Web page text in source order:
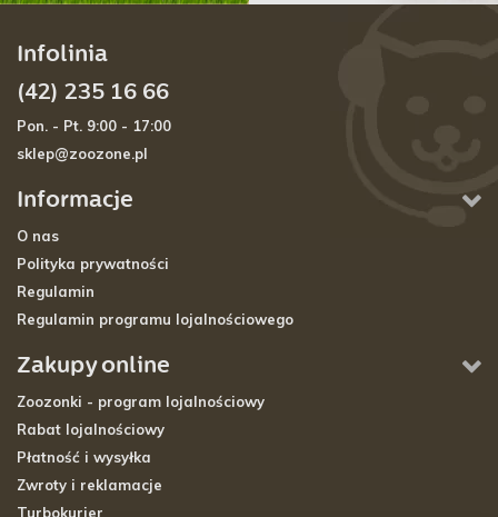
Informacje
O nas
Polityka prywatności
Regulamin
Regulamin programu lojalnościowego
Zakupy online
Zoozonki - program lojalnościowy
Rabat lojalnościowy
Płatność i wysyłka
Zwroty i reklamacje
Turbokurier
Infolinia
(42) 235 16 66
Pon. - Pt. 9:00 - 17:00
sklep@zoozone.pl